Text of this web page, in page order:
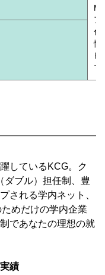
ア
色
情
ビ
マ
しているKCG。ク
ダブル）担任制、豊
される学内ネット、
めだけの学内企業
であなたの理想の就
績